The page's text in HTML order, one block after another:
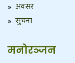
अवसर
सुचना
मनोरञ्जन